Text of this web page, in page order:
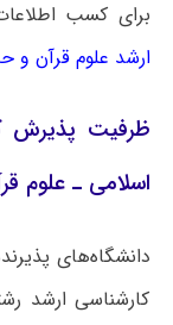
برای کسب
ارشد علوم قرآن و
ظرفیت پذیرش
اسلامی ـ علوم
دانشگاه‌های
کارشناسی ارشد